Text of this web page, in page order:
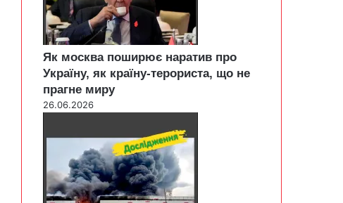
Як москва поширює наратив про
Україну, як країну-терориста, що не
прагне миру
26.06.2026